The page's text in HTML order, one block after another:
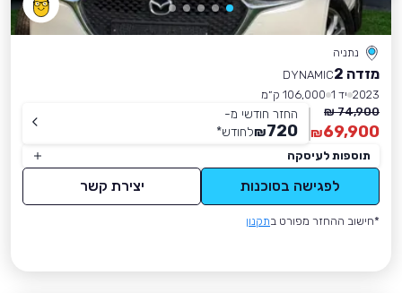
נתניה
מזדה 2
DYNAMIC
2023 יד 1
106,000 ק״מ
74,900 ₪
69,900
₪
החזר חודשי מ-
720
₪לחודש*
תוספות לעיסקה
לפגישה בסוכנות יצירת קשר
*חישוב ההחזר מפורט בתקנון